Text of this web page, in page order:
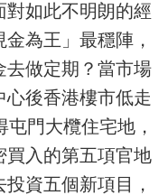
如此不明朗的經
為王」最穩陣，
去做定期？當市場
後香港樓市低走
門大欖住宅地，
買入的第五項官地
資五個新項目，